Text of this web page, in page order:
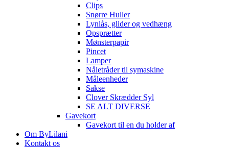
Clips
Snørre Huller
Lynlås, glider og vedhæng
Opsprætter
Mønsterpapir
Pincet
Lamper
Nåletråder til symaskine
Måleenheder
Sakse
Clover Skrædder Syl
SE ALT DIVERSE
Gavekort
Gavekort til en du holder af
Om ByLilani
Kontakt os